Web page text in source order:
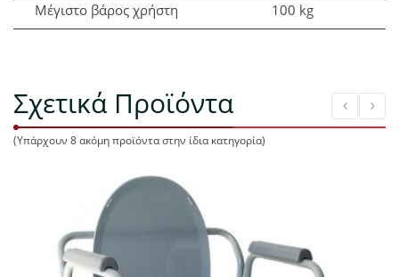
Μέγιστο βάρος χρήστη
100 kg
Σχετικά Προϊόντα
(Υπάρχουν 8 ακόμη προϊόντα στην ίδια κατηγορία)